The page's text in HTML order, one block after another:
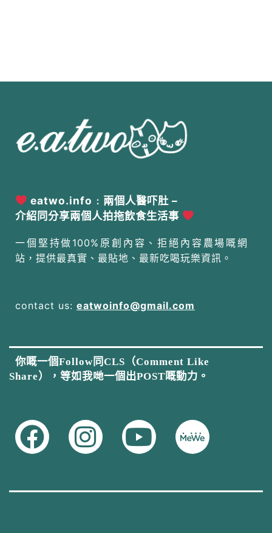
eatwo.info﹕兩個人醫吓肚 –
介紹同分享兩個人拍拖飲食生活事
一個堅持做100%原創內容、拒絕內容農場嘅網
站，提供最真實、最貼地、最新吃喝玩樂資訊。
contact us: eatwoinfo@gmail.com
你嘅一個Follow同CLS（Comment Like
Share），等如我哋一個出POST嘅動力。